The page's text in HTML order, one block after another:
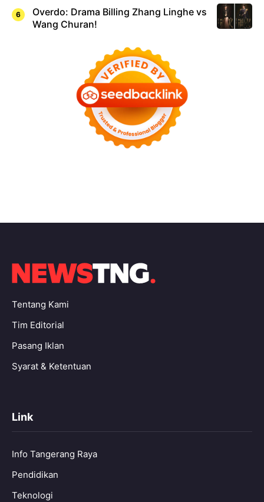
Overdo: Drama Billing Zhang Linghe vs
Wang Churan!
Tentang Kami
Tim Editorial
Pasang Iklan
Syarat & Ketentuan
Link
Info Tangerang Raya
Pendidikan
Teknologi